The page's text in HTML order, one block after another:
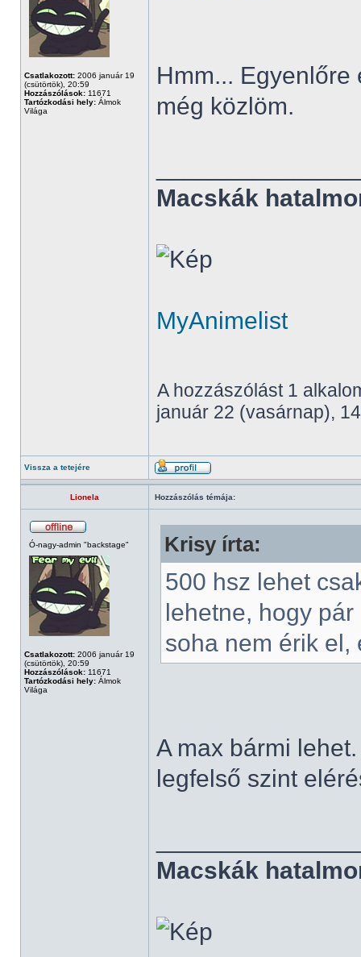
Csatlakozott: 2006 január 19
(csütörtök), 20:59
Hozzászólások: 11671
Tartózkodási hely: Álmok
Világa
Hmm...
még közlöm.
Macskák
MyAnimelist
A hozzászólást 1
január 22 (vasárnap),
Vissza a tetejére
Lionela Hozzászólás témája:
Ó-nagy-admin "backstage"
Csatlakozott: 2006 január 19
(csütörtök), 20:59
Hozzászólások: 11671
Tartózkodási hely: Álmok
Világa
Krisy írta:
500 hsz lehet
lehetne, hogy
soha nem érik
A max bármi
legfelső szint
Macskák